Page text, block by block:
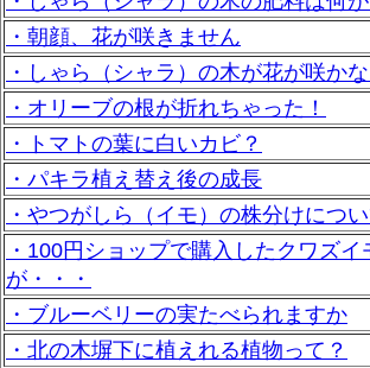
・朝顔、花が咲きません
・しゃら（シャラ）の木が花が咲か
・オリーブの根が折れちゃった！
・トマトの葉に白いカビ？
・パキラ植え替え後の成長
・やつがしら（イモ）の株分けにつ
・100円ショップで購入したクワズイ
が・・・
・ブルーベリーの実たべられますか
・北の木塀下に植えれる植物って？